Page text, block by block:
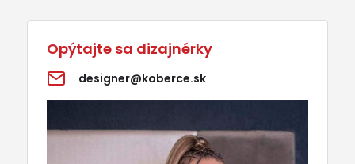
Opýtajte sa dizajnérky
designer@koberce.sk